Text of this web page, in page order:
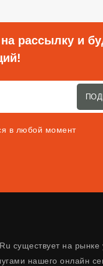
рассылку и
в любой момент
существует на рынке
нашего онлайн